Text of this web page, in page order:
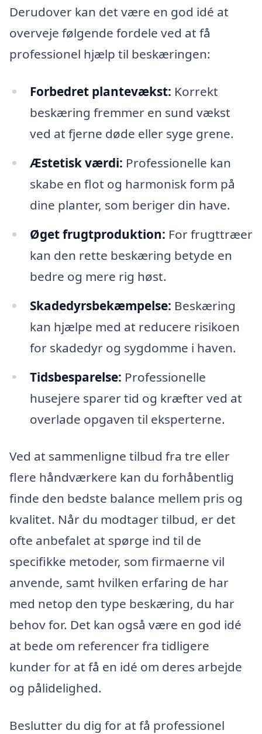
Derudover kan det være en god idé at
overveje følgende fordele ved at få
professionel hjælp til beskæringen:
Forbedret plantevækst: Korrekt
beskæring fremmer en sund vækst
ved at fjerne døde eller syge grene.
Æstetisk værdi: Professionelle kan
skabe en flot og harmonisk form på
dine planter, som beriger din have.
Øget frugtproduktion: For frugttræer
kan den rette beskæring betyde en
bedre og mere rig høst.
Skadedyrsbekæmpelse: Beskæring
kan hjælpe med at reducere risikoen
for skadedyr og sygdomme i haven.
Tidsbesparelse: Professionelle
husejere sparer tid og kræfter ved at
overlade opgaven til eksperterne.
Ved at sammenligne tilbud fra tre eller
flere håndværkere kan du forhåbentlig
finde den bedste balance mellem pris og
kvalitet. Når du modtager tilbud, er det
ofte anbefalet at spørge ind til de
specifikke metoder, som firmaerne vil
anvende, samt hvilken erfaring de har
med netop den type beskæring, du har
behov for. Det kan også være en god idé
at bede om referencer fra tidligere
kunder for at få en idé om deres arbejde
og pålidelighed.
Beslutter du dig for at få professionel